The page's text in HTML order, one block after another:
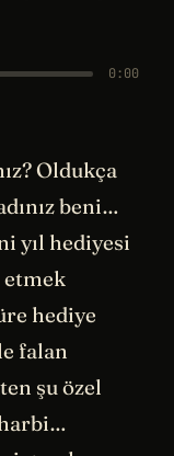
0:00
Oldukça
beni…
yıl hediyesi
etmek
hediye
falan
şu özel